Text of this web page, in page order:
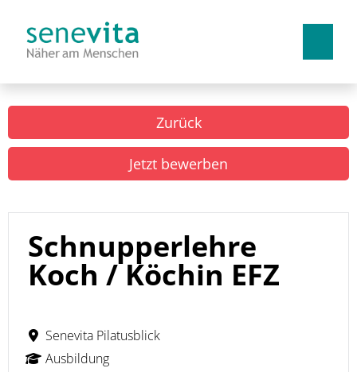
Deutsch Französisch Italienisch
Arbeiten bei uns
Benefits
Zurück
Jetzt bewerben
Schnupperlehre
Koch / Köchin EFZ
Senevita Pilatusblick
Ausbildung